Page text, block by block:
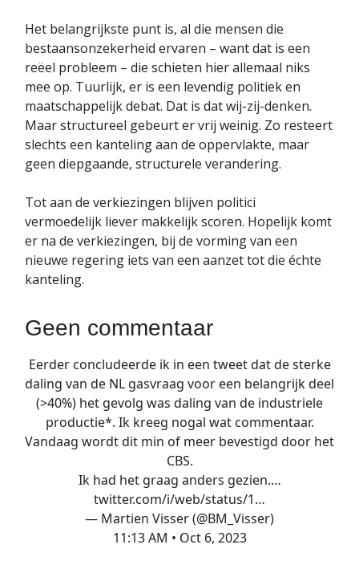
Het belangrijkste punt is, al die mensen die
bestaansonzekerheid ervaren – want dat is een
reëel probleem – die schieten hier allemaal niks
mee op. Tuurlijk, er is een levendig politiek en
maatschappelijk debat. Dat is dat wij-zij-denken.
Maar structureel gebeurt er vrij weinig. Zo resteert
slechts een kanteling aan de oppervlakte, maar
geen diepgaande, structurele verandering.
Tot aan de verkiezingen blijven politici
vermoedelijk liever makkelijk scoren. Hopelijk komt
er na de verkiezingen, bij de vorming van een
nieuwe regering iets van een aanzet tot die échte
kanteling.
Geen commentaar
Eerder concludeerde ik in een tweet dat de sterke
daling van de NL gasvraag voor een belangrijk deel
(>40%) het gevolg was daling van de industriele
productie*. Ik kreeg nogal wat commentaar.
Vandaag wordt dit min of meer bevestigd door het
CBS.
Ik had het graag anders gezien.…
twitter.com/i/web/status/1…
— Martien Visser (@BM_Visser)
11:13 AM • Oct 6, 2023